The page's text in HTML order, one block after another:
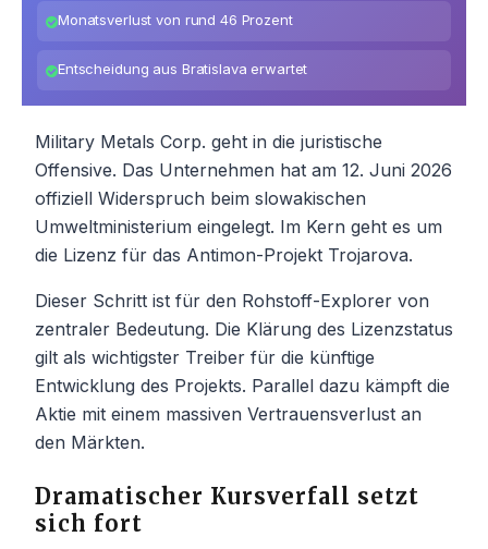
Monatsverlust von rund 46 Prozent
Entscheidung aus Bratislava erwartet
Military Metals Corp. geht in die juristische
Offensive. Das Unternehmen hat am 12. Juni 2026
offiziell Widerspruch beim slowakischen
Umweltministerium eingelegt. Im Kern geht es um
die Lizenz für das Antimon-Projekt Trojarova.
Dieser Schritt ist für den Rohstoff-Explorer von
zentraler Bedeutung. Die Klärung des Lizenzstatus
gilt als wichtigster Treiber für die künftige
Entwicklung des Projekts. Parallel dazu kämpft die
Aktie mit einem massiven Vertrauensverlust an
den Märkten.
Dramatischer Kursverfall setzt
sich fort